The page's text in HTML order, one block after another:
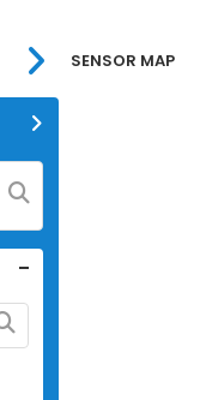
SENSOR MAP